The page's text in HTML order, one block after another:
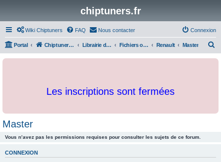
chiptuners.fr
Wiki Chiptuners FAQ Nous contacter Connexion
Portal Chiptuners.fr Librairie de documents et originaux Fichiers originaux Renault Master
c
Les inscriptions sont fermées
Master
Vous n’avez pas les permissions requises pour consulter les sujets de ce forum.
CONNEXION